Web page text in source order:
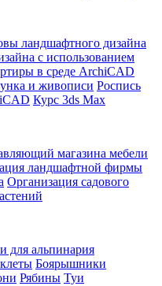
ландшафтного дизайна
с использованием
в среде ArchiCAD
и живописи Роспись
Курс 3ds Max
магазина мебели
ландшафтной фирмы
Организация садового
для альпинария
Боярышники
Рябины Туи